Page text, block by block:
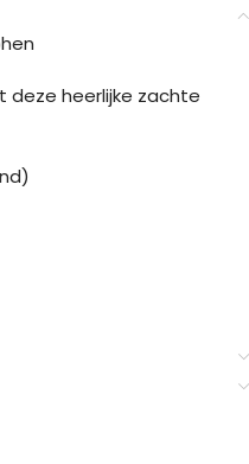
deze heerlijke zachte